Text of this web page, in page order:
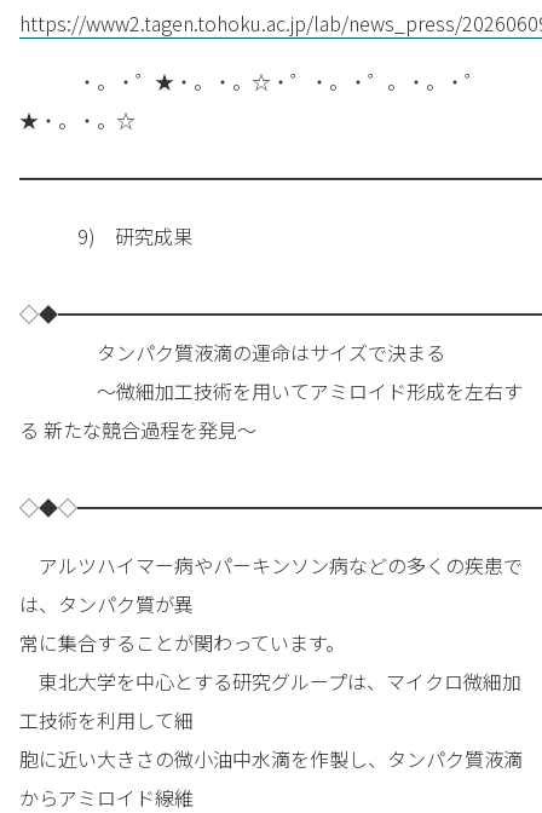
https://www2.tagen.tohoku.ac.jp/lab/news_press/
・。・゜★・。・。☆・゜・。・゜。・。・゜
★・。・。☆
9) 研究成果
タンパク質液滴の運命はサイズで決まる
～微細加工技術を用いてアミロイド形成を左右す
る 新たな競合過程を発見～
アルツハイマー病やパーキンソン病などの多くの疾患で
は、タンパク質が異
常に集合することが関わっています。
東北大学を中心とする研究グループは、マイクロ微細加
工技術を利用して細
胞に近い大きさの微小油中水滴を作製し、タンパク質液滴
からアミロイド線維